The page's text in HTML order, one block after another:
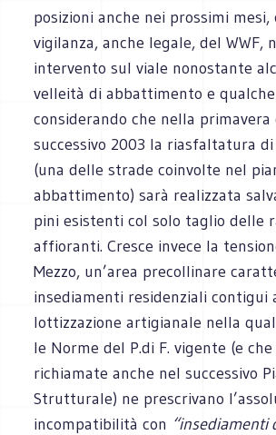
posizioni anche nei prossimi
vigilanza, anche legale, del WWF,
intervento sul viale nonostante
velleità di abbattimento e
considerando che nella primavera
successivo 2003 la riasfaltatura
(una delle strade coinvolte nel
abbattimento) sarà realizzata
pini esistenti col solo taglio delle
affioranti. Cresce invece la
Mezzo, un’area precollinare
insediamenti residenziali contigui
lottizzazione artigianale nella
le Norme del P.di F. vigente (e
richiamate anche nel successivo
Strutturale) ne prescrivano
incompatibilità con “insediamenti